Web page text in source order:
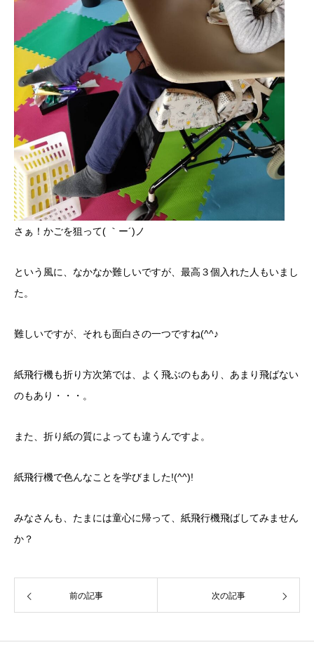
さぁ！かごを狙って( ｀ー´)ノ
という風に、なかなか難しいですが、最高３個入れた人もいまし
た。
難しいですが、それも面白さの一つですね(^^♪
紙飛行機も折り方次第では、よく飛ぶのもあり、あまり飛ばない
のもあり・・・。
また、折り紙の質によっても違うんですよ。
紙飛行機で色んなことを学びました!(^^)!
みなさんも、たまには童心に帰って、紙飛行機飛ばしてみません
か？
前の記事 次の記事